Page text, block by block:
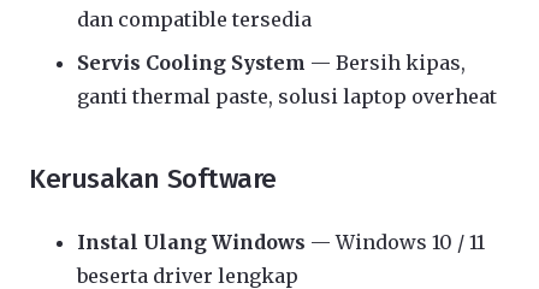
dan compatible tersedia
Servis Cooling System — Bersih kipas,
ganti thermal paste, solusi laptop overheat
Kerusakan Software
Instal Ulang Windows — Windows 10 / 11
beserta driver lengkap